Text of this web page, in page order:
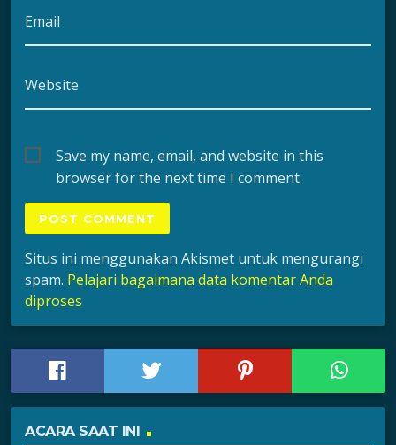
Email
Website
Save my name, email, and website in this
browser for the next time I comment.
Situs ini menggunakan Akismet untuk mengurangi
spam. Pelajari bagaimana data komentar Anda
diproses
ACARA SAAT INI